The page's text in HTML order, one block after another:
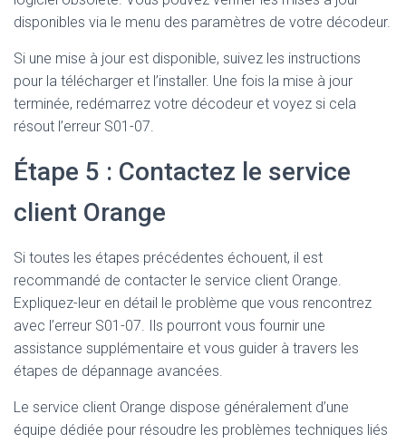
disponibles via le menu des paramètres de votre décodeur.
Si une mise à jour est disponible, suivez les instructions
pour la télécharger et l’installer. Une fois la mise à jour
terminée, redémarrez votre décodeur et voyez si cela
résout l’erreur S01-07.
Étape 5 : Contactez le service
client Orange
Si toutes les étapes précédentes échouent, il est
recommandé de contacter le service client Orange.
Expliquez-leur en détail le problème que vous rencontrez
avec l’erreur S01-07. Ils pourront vous fournir une
assistance supplémentaire et vous guider à travers les
étapes de dépannage avancées.
Le service client Orange dispose généralement d’une
équipe dédiée pour résoudre les problèmes techniques liés